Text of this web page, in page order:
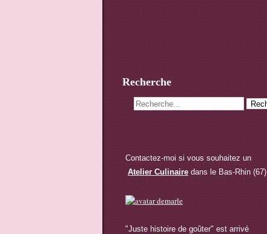
Recherche
Contactez-moi si vous souhaitez un
Atelier Culinaire dans le Bas-Rhin (67)
"Juste histoire de goûter" est arrivé